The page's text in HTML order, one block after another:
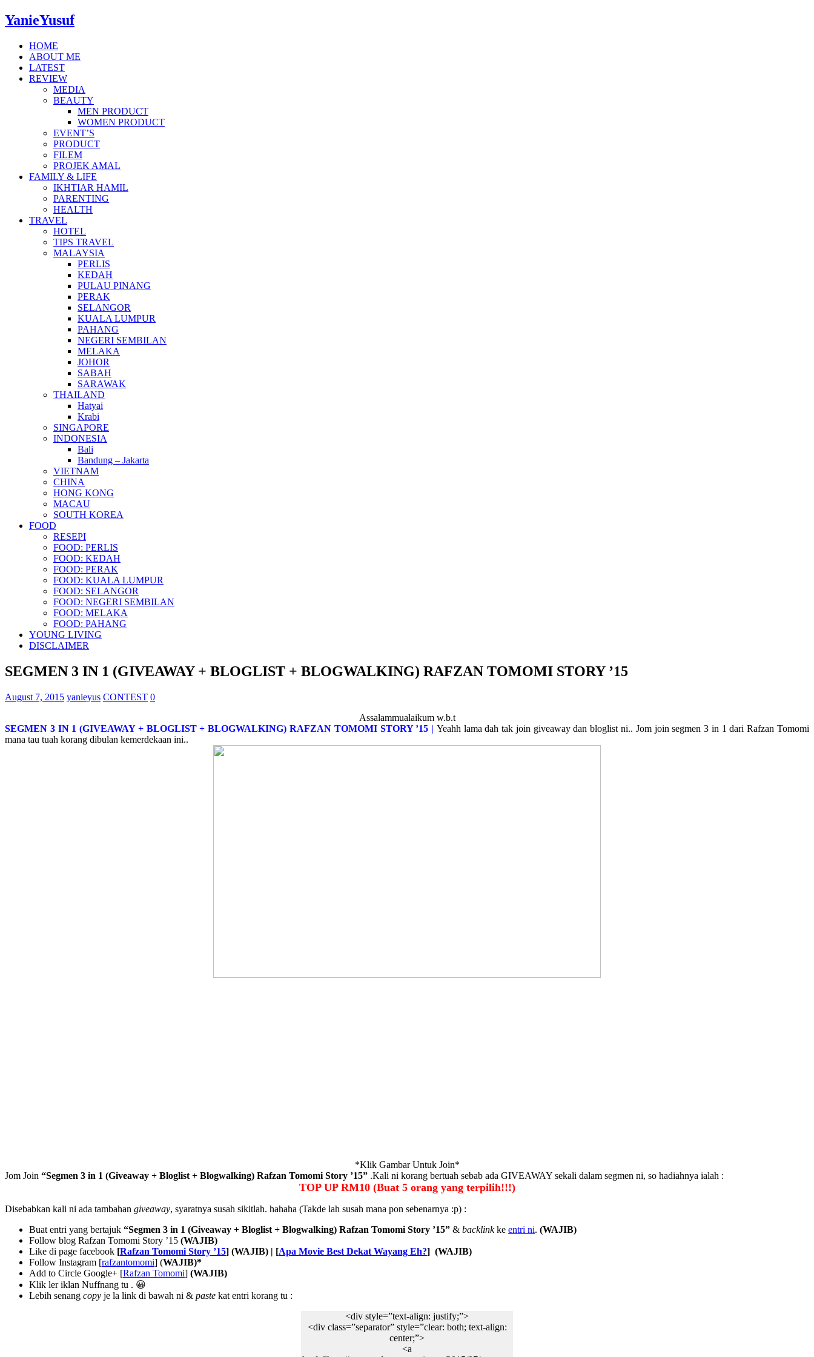
YanieYusuf
HOME
ABOUT ME
LATEST
REVIEW
MEDIA
BEAUTY
MEN PRODUCT
WOMEN PRODUCT
EVENT’S
PRODUCT
FILEM
PROJEK AMAL
FAMILY & LIFE
IKHTIAR HAMIL
PARENTING
HEALTH
TRAVEL
HOTEL
TIPS TRAVEL
MALAYSIA
PERLIS
KEDAH
PULAU PINANG
PERAK
SELANGOR
KUALA LUMPUR
PAHANG
NEGERI SEMBILAN
MELAKA
JOHOR
SABAH
SARAWAK
THAILAND
Hatyai
Krabi
SINGAPORE
INDONESIA
Bali
Bandung – Jakarta
VIETNAM
CHINA
HONG KONG
MACAU
SOUTH KOREA
FOOD
RESEPI
FOOD: PERLIS
FOOD: KEDAH
FOOD: PERAK
FOOD: KUALA LUMPUR
FOOD: SELANGOR
FOOD: NEGERI SEMBILAN
FOOD: MELAKA
FOOD: PAHANG
YOUNG LIVING
DISCLAIMER
SEGMEN 3 IN 1 (GIVEAWAY + BLOGLIST + BLOGWALKING) RAFZAN TOMOMI STORY ’15
August 7, 2015 yanieyus CONTEST 0
Assalammualaikum w.b.t
SEGMEN 3 IN 1 (GIVEAWAY + BLOGLIST + BLOGWALKING) RAFZAN TOMOMI STORY ’15 | Yeahh lama dah tak join giveaway dan bloglist ni.. Jom join segmen 3 in 1 dari Rafzan Tomomi
mana tau tuah korang dibulan kemerdekaan ini..
*Klik Gambar Untuk Join*
Jom Join “Segmen 3 in 1 (Giveaway + Bloglist + Blogwalking) Rafzan Tomomi Story ’15” .Kali ni korang bertuah sebab ada GIVEAWAY sekali dalam segmen ni, so hadiahnya ialah :
TOP UP RM10 (Buat 5 orang yang terpilih!!!)
Disebabkan kali ni ada tambahan giveaway, syaratnya susah sikitlah. hahaha (Takde lah susah mana pon sebenarnya :p) :
Buat entri yang bertajuk “Segmen 3 in 1 (Giveaway + Bloglist + Blogwalking) Rafzan Tomomi Story ’15” & backlinkke entri ni. (WAJIB)
Follow blog Rafzan Tomomi Story ’15 (WAJIB)
Like di page facebook [Rafzan Tomomi Story ’15] (WAJIB) | [Apa Movie Best Dekat Wayang Eh?] (WAJIB)
Follow Instagram [rafzantomomi] (WAJIB)*
Add to Circle Google+ [Rafzan Tomomi] (WAJIB)
Klik ler iklan Nuffnang tu . 😀
Lebih senang copy je la link di bawah ni & paste kat entri korang tu :
<div style=”text-align: justify;”>
<div class=”separator” style=”clear: both; text-align:
center;”>
<a